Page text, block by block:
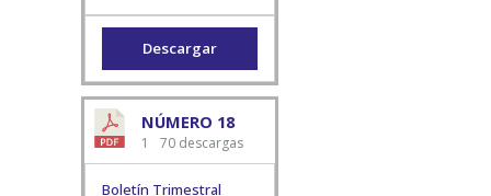
Descargar
NÚMERO 18
1 70 descargas
Boletín Trimestral